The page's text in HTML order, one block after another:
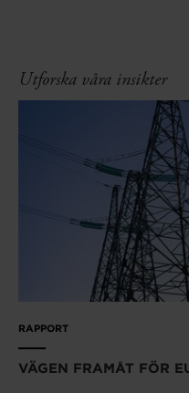
Utforska våra insikter
RAPPORT
VÄGEN FRAMÅT FÖR